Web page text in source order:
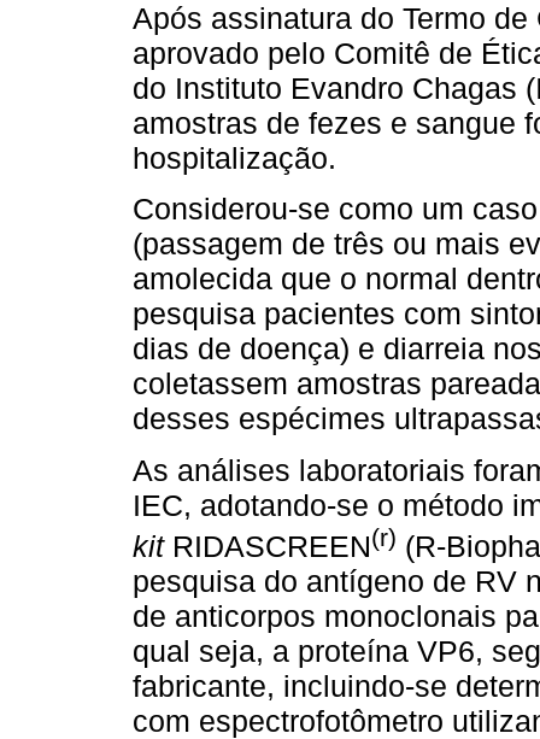
Após assinatura do Termo
aprovado pelo Comitê de
do Instituto Evandro Chagas
amostras de fezes e sangue
hospitalização.
Considerou-se como um
(passagem de três ou mais
amolecida que o normal
pesquisa pacientes com
dias de doença) e diarreia
coletassem amostras
desses espécimes
As análises laboratoriais
IEC, adotando-se o método
kitRIDASCREEN(r) (R-
pesquisa do antígeno de RV
de anticorpos monoclonais
qual seja, a proteína VP6,
fabricante, incluindo-se
com espectrofotômetro